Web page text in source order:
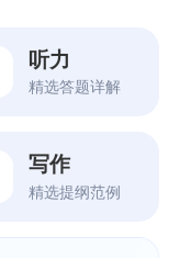
听力
精选答题详解
写作
精选提纲范例